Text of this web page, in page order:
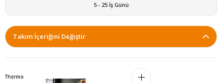
5 - 25 İş Günü
Takım İçeriğini Değiştir
Thermo